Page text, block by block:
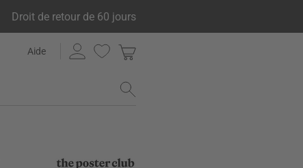
Droit de retour de 60 jours
Aide